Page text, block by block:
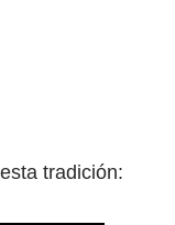
tradición: